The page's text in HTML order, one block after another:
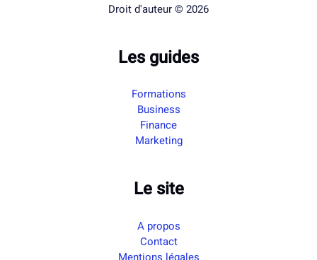
Droit d'auteur © 2026
Les guides
Formations
Business
Finance
Marketing
Le site
A propos
Contact